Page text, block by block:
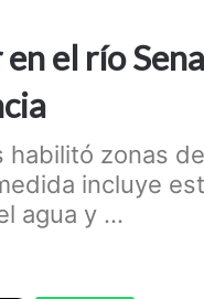
el río
zonas
incluye
agua y ...